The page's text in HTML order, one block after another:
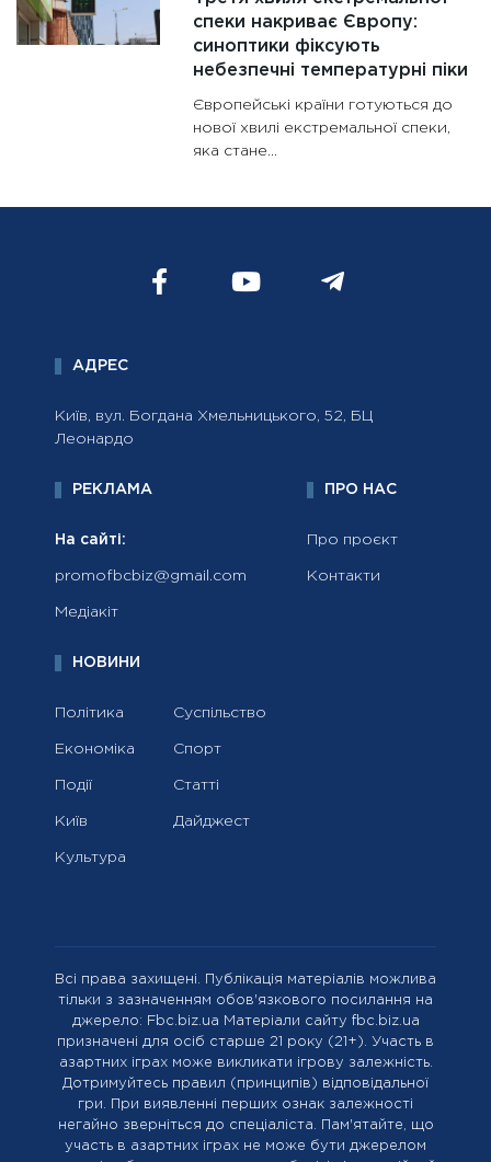
спеки накриває Європу:
синоптики фіксують
небезпечні температурні піки
Європейські країни готуються до
нової хвилі екстремальної спеки,
яка стане...
АДРЕС
Київ, вул. Богдана Хмельницького, 52, БЦ
Леонардо
РЕКЛАМА
На сайті:
promofbcbiz@gmail.com
Медіакіт
ПРО НАС
Про проєкт
Контакти
НОВИНИ
Політика
Економіка
Події
Київ
Культура
Суспільство
Спорт
Статті
Дайджест
Всі права захищені. Публікація матеріалів можлива
тільки з зазначенням обов'язкового посилання на
джерело: Fbc.biz.ua Матеріали сайту fbc.biz.ua
призначені для осіб старше 21 року (21+). Участь в
азартних іграх може викликати ігрову залежність.
Дотримуйтесь правил (принципів) відповідальної
гри. При виявленні перших ознак залежності
негайно зверніться до спеціаліста. Пам'ятайте, що
участь в азартних іграх не може бути джерелом